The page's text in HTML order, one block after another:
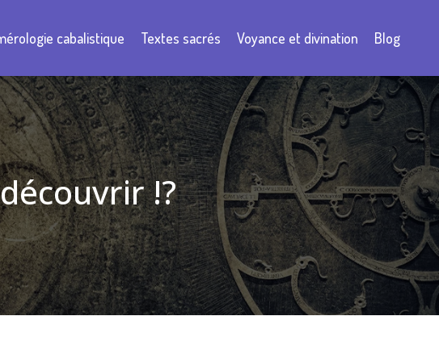
cabalistique Textes sacrés Voyance et divination Blog
!?